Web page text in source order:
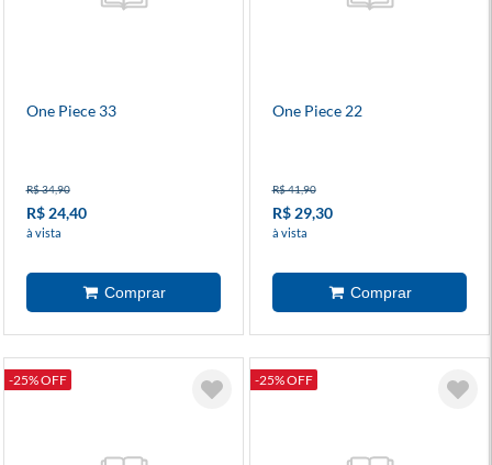
One Piece 33
R$ 34,90
R$ 24,40
à vista
One Piece 22
R$ 41,90
R$ 29,30
à vista
-25% OFF -25% OFF